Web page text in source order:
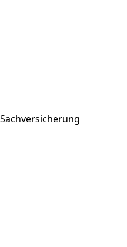
Sachversicherung